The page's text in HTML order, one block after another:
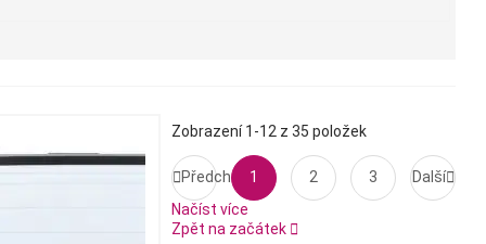
Zobrazení 1-12 z 35 položek
Předchozí1 2 3 Další
Načíst více
Zpět na začátek 